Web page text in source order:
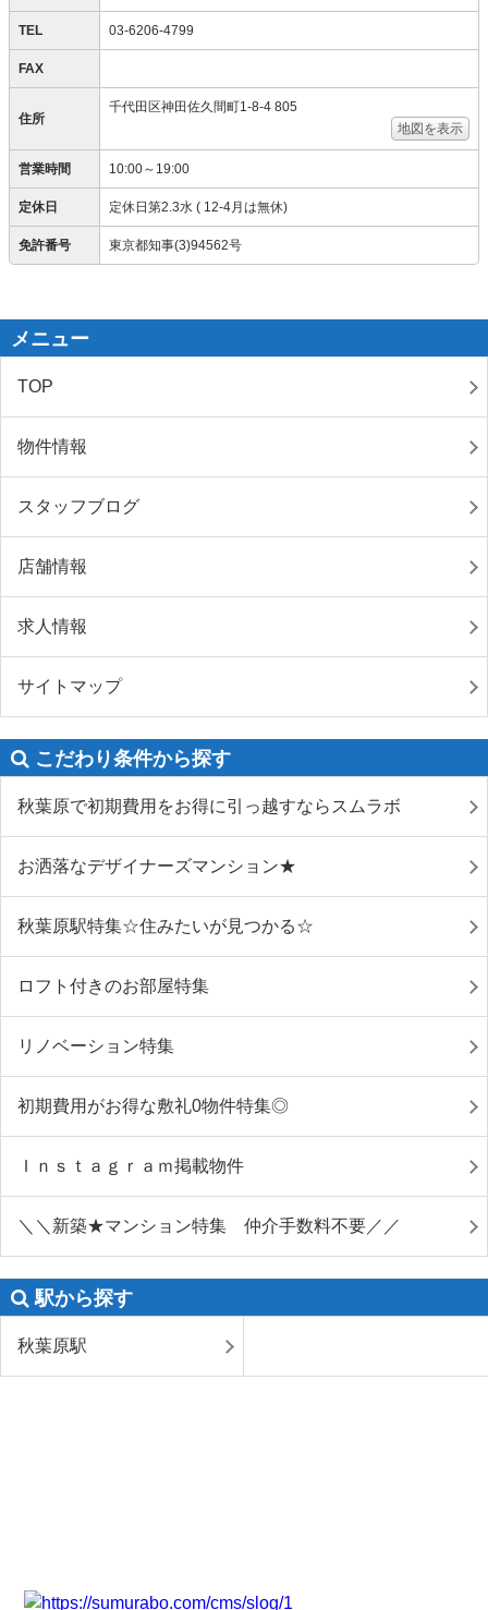
TEL 03-6206-4799
FAX
住所
千代田区神田佐久間町1-8-4 805
地図を表示
営業時間 10:00～19:00
定休日 定休日第2.3水 ( 12-4月は無休)
免許番号 東京都知事(3)94562号
メニュー
TOP
物件情報
スタッフブログ
店舗情報
求人情報
サイトマップ
こだわり条件から探す
秋葉原で初期費用をお得に引っ越すならスムラボ
お洒落なデザイナーズマンション★
秋葉原駅特集☆住みたいが見つかる☆
ロフト付きのお部屋特集
リノベーション特集
初期費用がお得な敷礼0物件特集◎
Ｉｎｓｔａｇｒａｍ掲載物件
＼＼新築★マンション特集 仲介手数料不要／／
駅から探す
秋葉原駅